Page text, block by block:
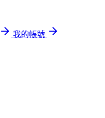
我的帳號